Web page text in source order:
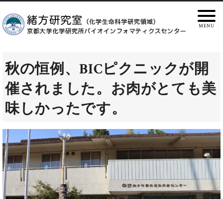
秋の恒例、BICピクニックが開
催されました。お肉がとても美
味しかったです。